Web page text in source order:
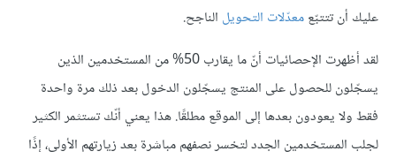
عليك أن تتتبّعمعدّلات التحويل الناجح.
لقد أظهرت الإحصائيات أنّ ما يقارب 50% من المستخدمين الذين
يسجّلون للحصول على المنتج يسجّلون الدخول بعد ذلك مرة واحدة
فقط ولا يعودون بعدها إلى الموقع مطلقًا. هذا يعني أنّك تستثمر الكثير
لجلب المستخدمين الجدد لتخسر نصفهم مباشرة بعد زيارتهم الأولى، إذًا